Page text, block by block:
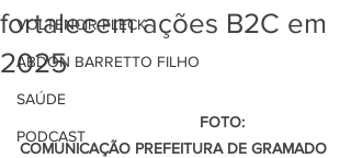
VOLTENCIR FLECK
ABDON BARRETTO FILHO
SAÚDE
PODCAST
fortalecem ações B2C em
2025
COMUNICAÇÃO PREFEITURA DE GRAMADO